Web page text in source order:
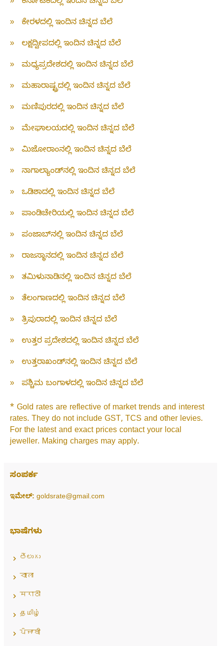
»
ಕೇರಳದಲ್ಲಿ ಇಂದಿನ ಚಿನ್ನದ ಬೆಲೆ
»
ಲಕ್ಷದ್ವೀಪದಲ್ಲಿ ಇಂದಿನ ಚಿನ್ನದ ಬೆಲೆ
»
ಮಧ್ಯಪ್ರದೇಶದಲ್ಲಿ ಇಂದಿನ ಚಿನ್ನದ ಬೆಲೆ
»
ಮಹಾರಾಷ್ಟ್ರದಲ್ಲಿ ಇಂದಿನ ಚಿನ್ನದ ಬೆಲೆ
»
ಮಣಿಪುರದಲ್ಲಿ ಇಂದಿನ ಚಿನ್ನದ ಬೆಲೆ
»
ಮೇಘಾಲಯದಲ್ಲಿ ಇಂದಿನ ಚಿನ್ನದ ಬೆಲೆ
»
ಮಿಜೋರಾಂನಲ್ಲಿ ಇಂದಿನ ಚಿನ್ನದ ಬೆಲೆ
»
ನಾಗಾಲ್ಯಾಂಡ್‌ನಲ್ಲಿ ಇಂದಿನ ಚಿನ್ನದ ಬೆಲೆ
»
ಒಡಿಶಾದಲ್ಲಿ ಇಂದಿನ ಚಿನ್ನದ ಬೆಲೆ
»
ಪಾಂಡಿಚೇರಿಯಲ್ಲಿ ಇಂದಿನ ಚಿನ್ನದ ಬೆಲೆ
»
ಪಂಜಾಬ್‌ನಲ್ಲಿ ಇಂದಿನ ಚಿನ್ನದ ಬೆಲೆ
»
ರಾಜಸ್ಥಾನದಲ್ಲಿ ಇಂದಿನ ಚಿನ್ನದ ಬೆಲೆ
»
ತಮಿಳುನಾಡಿನಲ್ಲಿ ಇಂದಿನ ಚಿನ್ನದ ಬೆಲೆ
»
ತೆಲಂಗಾಣದಲ್ಲಿ ಇಂದಿನ ಚಿನ್ನದ ಬೆಲೆ
»
ತ್ರಿಪುರಾದಲ್ಲಿ ಇಂದಿನ ಚಿನ್ನದ ಬೆಲೆ
»
ಉತ್ತರ ಪ್ರದೇಶದಲ್ಲಿ ಇಂದಿನ ಚಿನ್ನದ ಬೆಲೆ
»
ಉತ್ತರಾಖಂಡ್‌ನಲ್ಲಿ ಇಂದಿನ ಚಿನ್ನದ ಬೆಲೆ
»
ಪಶ್ಚಿಮ ಬಂಗಾಳದಲ್ಲಿ ಇಂದಿನ ಚಿನ್ನದ ಬೆಲೆ
* Gold rates are reflective of market trends and interest
rates. They do not include GST, TCS and other levies.
For the latest and exact prices contact your local
jeweller. Making charges may apply.
ಸಂಪರ್ಕ
ಇಮೇಲ್: goldsrate@gmail.com
ಭಾಷೆಗಳು
తెలుగు
বাংলা
मराठी
தமிழ்
ਪੰਜਾਬੀ